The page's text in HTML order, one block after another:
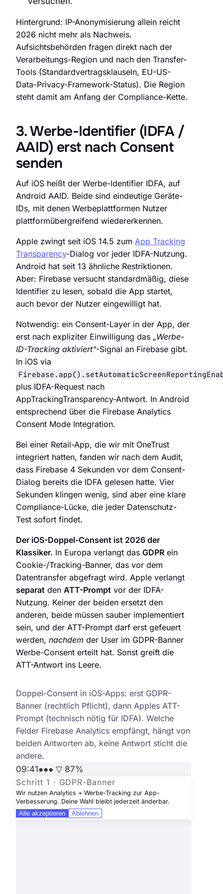
Hintergrund: IP-Anonymisierung allein reicht
2026 nicht mehr als Nachweis.
Aufsichtsbehörden fragen direkt nach der
Verarbeitungs-Region und nach den Transfer-
Tools (Standardvertragsklauseln, EU-US-
Data-Privacy-Framework-Status). Die Region
steht damit am Anfang der Compliance-Kette.
3. Werbe-Identifier (IDFA /
AAID) erst nach Consent
senden
Auf iOS heißt der Werbe-Identifier IDFA, auf
Android AAID. Beide sind eindeutige Geräte-
IDs, mit denen Werbeplattformen Nutzer
plattformübergreifend wiedererkennen.
Apple zwingt seit iOS 14.5 zum App Tracking
Transparency-Dialog vor jeder IDFA-Nutzung.
Android hat seit 13 ähnliche Restriktionen.
Aber: Firebase versucht standardmäßig, diese
Identifier zu lesen, sobald die App startet,
auch bevor der Nutzer eingewilligt hat.
Notwendig: ein Consent-Layer in der App, der
erst nach expliziter Einwilligung das „Werbe-
ID-Tracking aktiviert"-Signal an Firebase gibt.
In iOS via
plus IDFA-Request nach
AppTrackingTransparency-Antwort. In Android
entsprechend über die Firebase Analytics
Consent Mode Integration.
Bei einer Retail-App, die wir mit OneTrust
integriert hatten, fanden wir nach dem Audit,
dass Firebase 4 Sekunden vor dem Consent-
Dialog bereits die IDFA gelesen hatte. Vier
Sekunden klingen wenig, sind aber eine klare
Compliance-Lücke, die jeder Datenschutz-
Test sofort findet.
Der iOS-Doppel-Consent ist 2026 der
Klassiker. In Europa verlangt das GDPR ein
Cookie-/Tracking-Banner, das vor dem
Datentransfer abgefragt wird. Apple verlangt
separat den ATT-Prompt vor der IDFA-
Nutzung. Keiner der beiden ersetzt den
anderen, beide müssen sauber implementiert
sein, und der ATT-Prompt darf erst gefeuert
werden, nachdem der User im GDPR-Banner
Werbe-Consent erteilt hat. Sonst greift die
ATT-Antwort ins Leere.
GDPR-Banner + Apple ATT, kombinierter Consent-Fluss
Doppel-Consent in iOS-Apps: erst GDPR-
Banner (rechtlich Pflicht), dann Apples ATT-
Prompt (technisch nötig für IDFA). Welche
Felder Firebase Analytics empfängt, hängt von
beiden Antworten ab, keine Antwort sticht die
andere.
09:41●●● ▽ 87%
Schritt 1 · GDPR-Banner
Wir nutzen Analytics + Werbe-Tracking zur App-
Verbesserung. Deine Wahl bleibt jederzeit änderbar.
Alle akzeptieren
Ablehnen